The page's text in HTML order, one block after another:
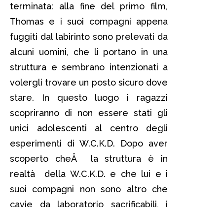
terminata: alla fine del primo film,
Thomas e i suoi compagni appena
fuggiti dal labirinto sono prelevati da
alcuni uomini, che li portano in una
struttura e sembrano intenzionati a
volergli trovare un posto sicuro dove
stare. In questo luogo i ragazzi
scopriranno di non essere stati gli
unici adolescenti al centro degli
esperimenti di W.C.K.D. Dopo aver
scoperto cheÂ la struttura è in
realtà della W.C.K.D. e che lui e i
suoi compagni non sono altro che
cavie da laboratorio sacrificabili, i